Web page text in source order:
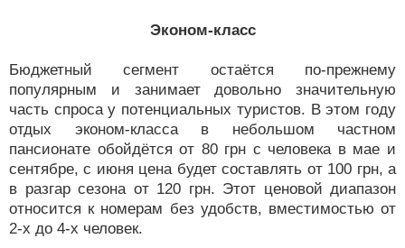
Эконом-класс
Бюджетный сегмент остаётся по-прежнему
популярным и занимает довольно значительную
часть спроса у потенциальных туристов. В этом году
отдых эконом-класса в небольшом частном
пансионате обойдётся от 80 грн с человека в мае и
сентябре, с июня цена будет составлять от 100 грн, а
в разгар сезона от 120 грн. Этот ценовой диапазон
относится к номерам без удобств, вместимостью от
2-х до 4-х человек.